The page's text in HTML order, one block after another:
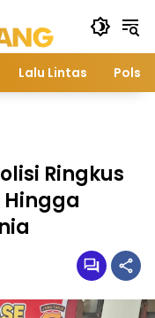
Lalu Lintas
Ringkus